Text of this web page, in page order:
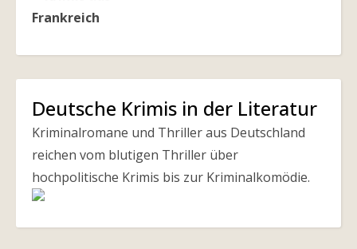
Deutsche Krimis in der Literatur
Kriminalromane und Thriller aus Deutschland
reichen vom blutigen Thriller über
hochpolitische Krimis bis zur Kriminalkomödie.